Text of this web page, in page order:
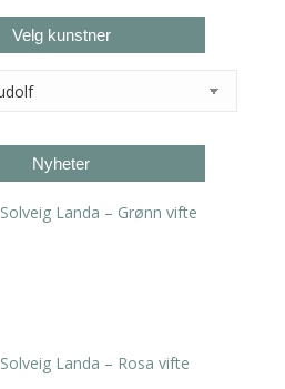
Velg kunstner
Nyheter
Solveig Landa – Grønn vifte
Solveig Landa – Rosa vifte